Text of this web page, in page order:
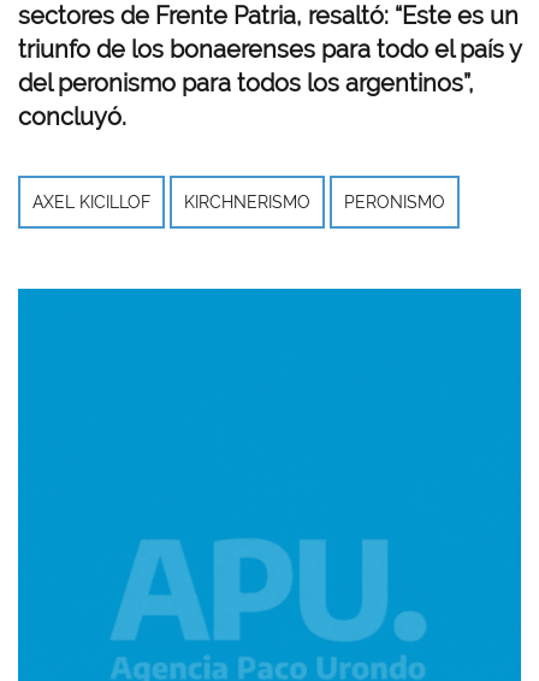
sectores de Frente Patria, resaltó: “Este es un
triunfo de los bonaerenses para todo el país y
del peronismo para todos los argentinos”,
concluyó.
AXEL KICILLOF KIRCHNERISMO PERONISMO